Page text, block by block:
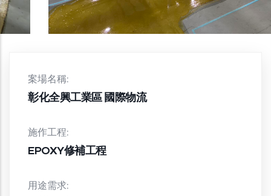
案場名稱:
彰化全興工業區 國際物流
施作工程:
EPOXY修補工程
用途需求: